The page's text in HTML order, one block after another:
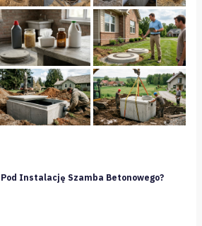
Instalację Szamba Betonowego?